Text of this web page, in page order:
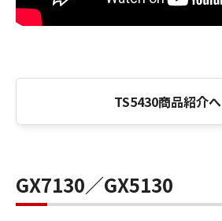
TS5430商品紹介へ
GX7130／GX5130